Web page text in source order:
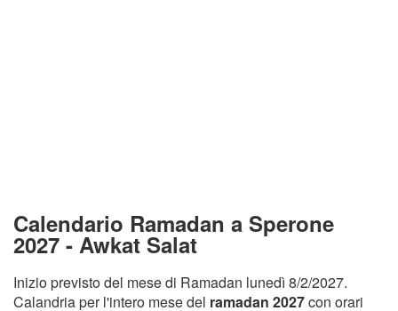
Calendario Ramadan a Sperone
2027 - Awkat Salat
Inizio previsto del mese di Ramadan lunedì 8/2/2027.
Calandria per l'intero mese del ramadan 2027con orari